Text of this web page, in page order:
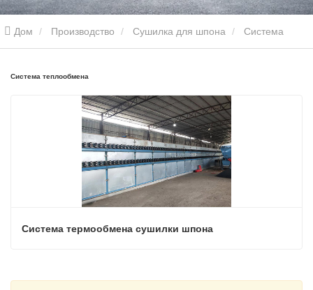
Дом Производство Сушилка для шпона
Система теплообмена
Система термообмена сушилки шпона